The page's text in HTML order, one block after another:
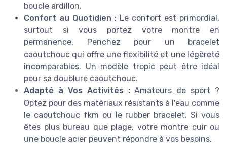
boucle ardillon.
Confort au Quotidien : Le confort est primordial,
surtout si vous portez votre montre en
permanence. Penchez pour un bracelet
caoutchouc qui offre une flexibilité et une légèreté
incomparables. Un modèle tropic peut être idéal
pour sa doublure caoutchouc.
Adapté à Vos Activités :Amateurs de sport ?
Optez pour des matériaux résistants à l'eau comme
le caoutchouc fkm ou le rubber bracelet. Si vous
êtes plus bureau que plage, votre montre cuir ou
une boucle acier peuvent répondre à vos besoins.